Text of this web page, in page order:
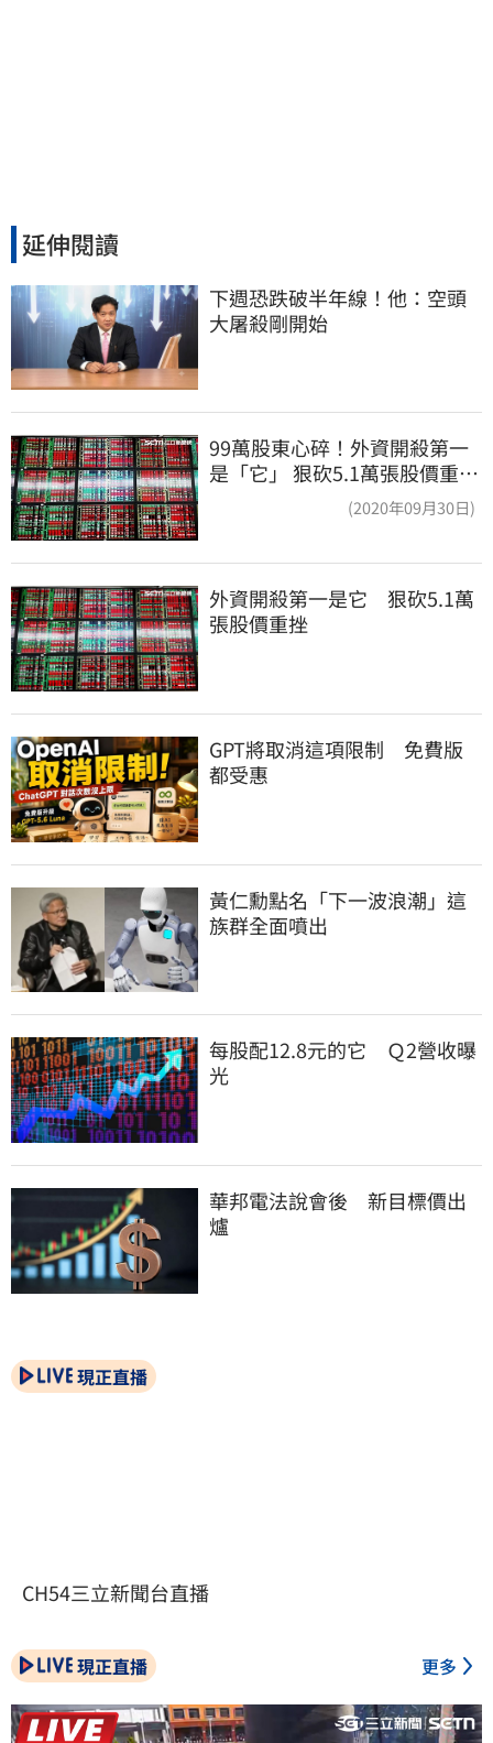
延伸閱讀
下週恐跌破半年線！他：空頭
大屠殺剛開始
99萬股東心碎！外資開殺第一
是「它」 狠砍5.1萬張股價重挫
(2020年09月30日)
外資開殺第一是它　狠砍5.1萬
張股價重挫
GPT將取消這項限制　免費版
都受惠
黃仁勳點名「下一波浪潮」這
族群全面噴出
每股配12.8元的它　Ｑ2營收曝
光
華邦電法說會後　新目標價出
爐
現正直播
CH54三立新聞台直播
現正直播 更多